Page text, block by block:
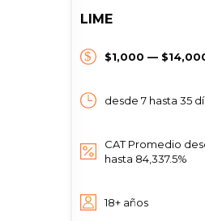
LIME
$1,000 —
desde 7 hasta 35
CAT Promedio
hasta 84,337.5%
18+ años